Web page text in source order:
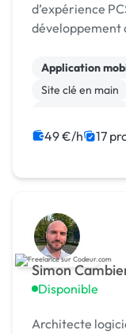
d’expérience
développement
Application
Site clé en main
Système de
49 €/h 17
Simon
Disponible
Architecte